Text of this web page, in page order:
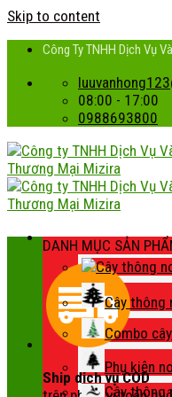
Skip to content
Công Ty TNHH Dịch Vụ
08:00 - 17:00
0988693800
Ship dịch vụ COD
DANH MỤC SẢN
Cây thông
Cây thông
Combo
Phụ kiện
Cây thông